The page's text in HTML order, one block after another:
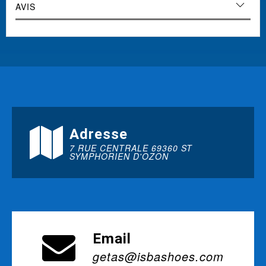
AVIS
Adresse
7 RUE CENTRALE 69360 ST
SYMPHORIEN D'OZON
Email
getas@isbashoes.com